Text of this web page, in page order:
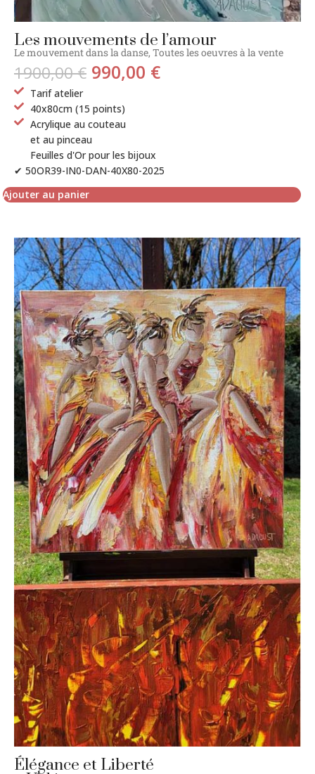
Les mouvements de l’amour
Le mouvement dans la danse, Toutes les oeuvres à la vente
1900,00€ 990,00 €
Tarif atelier
40x80cm (15 points)
Acrylique au couteau
et au pinceau
Feuilles d'Or pour les bijoux
✔ 50OR39-IN0-DAN-40X80-2025
Ajouter au panier
Élégance et Liberté